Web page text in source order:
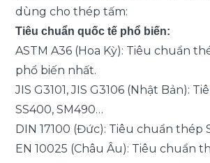
dùng cho thép tấm:
Tiêu chuẩn quốc tế phổ biến:
ASTM A36 (Hoa Kỳ): Tiêu chuẩn
phổ biến nhất.
JIS G3101, JIS G3106 (Nhật Bản):
SS400, SM490…
DIN 17100 (Đức): Tiêu chuẩn thép
EN 10025 (Châu Âu): Tiêu chuẩn